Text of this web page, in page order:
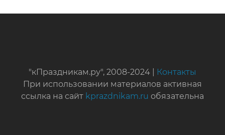
"кПраздникам.ру", 2008-2024 |
Контакты
При использовании материалов активная
ссылка на сайт kprazdnikam.ru обязательна